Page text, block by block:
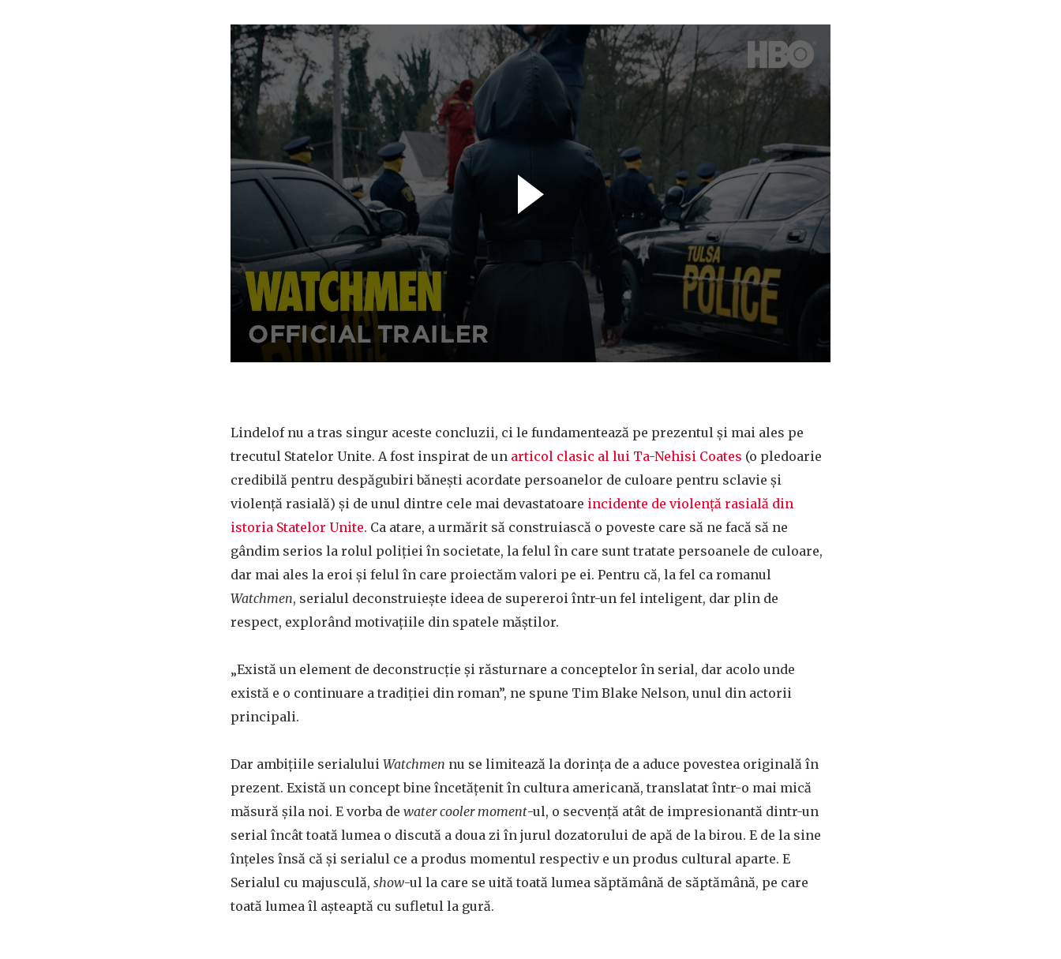
Lindelof nu a tras singur aceste concluzii, ci le fundamentează pe prezentul și mai ales pe
trecutul Statelor Unite. A fost inspirat de un articol clasic al lui Ta-Nehisi Coates (o pledoarie
credibilă pentru despăgubiri bănești acordate persoanelor de culoare pentru sclavie și
violență rasială) și de unul dintre cele mai devastatoare incidente de violență rasială din
istoria Statelor Unite. Ca atare, a urmărit să construiască o poveste care să ne facă să ne
gândim serios la rolul poliției în societate, la felul în care sunt tratate persoanele de culoare,
dar mai ales la eroi și felul în care proiectăm valori pe ei. Pentru că, la fel ca romanul
Watchmen, serialul deconstruiește ideea de supereroi într-un fel inteligent, dar plin de
respect, explorând motivațiile din spatele măștilor.
„Există un element de deconstrucție și răsturnare a conceptelor în serial, dar acolo unde
există e o continuare a tradiției din roman”, ne spune Tim Blake Nelson, unul din actorii
principali.
Dar ambițiile serialului Watchmen nu se limitează la dorința de a aduce povestea originală în
prezent. Există un concept bine încetățenit în cultura americană, translatat într-o mai mică
măsură șila noi. E vorba de water cooler moment-ul, o secvență atât de impresionantă dintr-un
serial încât toată lumea o discută a doua zi în jurul dozatorului de apă de la birou. E de la sine
înțeles însă că și serialul ce a produs momentul respectiv e un produs cultural aparte. E
Serialul cu majusculă, show-ul la care se uită toată lumea săptămână de săptămână, pe care
toată lumea îl așteaptă cu sufletul la gură.